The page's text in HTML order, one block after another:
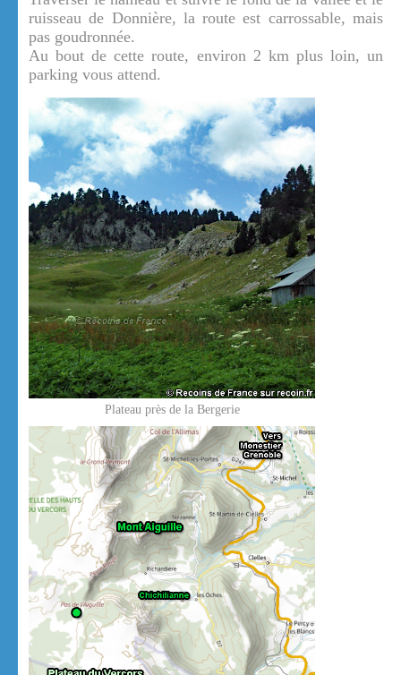
ruisseau de Donnière, la route est carrossable, mais
pas goudronnée.
Au bout de cette route, environ 2 km plus loin, un
parking vous attend.
Plateau près de la Bergerie